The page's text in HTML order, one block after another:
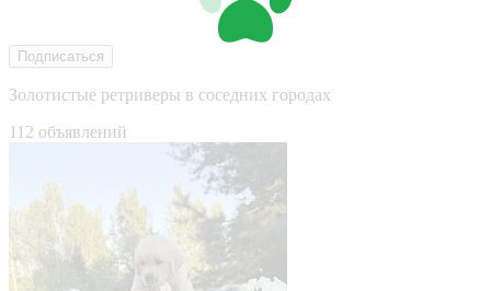
Подписаться
Золотистые ретриверы в соседних городах
112 объявлений